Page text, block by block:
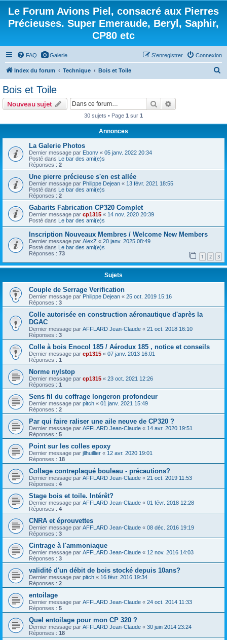
Le Forum Avions Piel, consacré aux Pierres
Précieuses. Super Emeraude, Beryl, Saphir,
CP80 etc
FAQ Galerie Connexion
S’enregistrer
Index du forum Technique Bois et Toile
Bois et Toile
Nouveau sujet Rechercher
30 sujets • Page 1 sur 1
Annonces
La Galerie Photos
Dernier message par Ebonv « 05 janv. 2022 20:34
Posté dans Le bar des ami(e)s
Réponses : 2
Une pierre précieuse s'en est allée
Dernier message par Philippe Dejean « 13 févr. 2021 18:55
Posté dans Le bar des ami(e)s
Réponses : 2
Gabarits Fabrication CP320 Complet
Dernier message par cp1315 « 14 nov. 2020 20:39
Posté dans Le bar des ami(e)s
Inscription Nouveaux Membres / Welcome New Members
Dernier message par AlexZ « 20 janv. 2025 08:49
Posté dans Le bar des ami(e)s
Réponses : 73 1 2 3
Sujets
Couple de Serrage Verification
Dernier message par Philippe Dejean « 25 oct. 2019 15:16
Réponses : 3
Colle autorisée en construction aéronautique d'après la
DGAC
Dernier message par AFFLARD Jean-Claude « 21 oct. 2018 16:10
Réponses : 3
Colle à bois Enocol 185 / Aérodux 185 , notice et conseils
Dernier message par cp1315 « 07 janv. 2013 16:01
Réponses : 1
Norme nylstop
Dernier message par cp1315 « 23 oct. 2021 12:26
Réponses : 1
Sens fil du coffrage longeron profondeur
Dernier message par pitch « 01 janv. 2021 15:49
Réponses : 2
Par qui faire raliser une aile neuve de CP320 ?
Dernier message par AFFLARD Jean-Claude « 14 avr. 2020 19:51
Réponses : 5
Point sur les colles epoxy
Dernier message par jllhuillier « 12 avr. 2020 19:01
Réponses : 18
Collage contreplaqué bouleau - précautions?
Dernier message par AFFLARD Jean-Claude « 21 oct. 2019 11:53
Réponses : 4
Stage bois et toile. Intérêt?
Dernier message par AFFLARD Jean-Claude « 01 févr. 2018 12:28
Réponses : 4
CNRA et éprouvettes
Dernier message par AFFLARD Jean-Claude « 08 déc. 2016 19:19
Réponses : 3
Cintrage à l'ammoniaque
Dernier message par AFFLARD Jean-Claude « 12 nov. 2016 14:03
Réponses : 3
validité d'un débit de bois stocké depuis 10ans?
Dernier message par pitch « 16 févr. 2016 19:34
Réponses : 2
entoilage
Dernier message par AFFLARD Jean-Claude « 24 oct. 2014 11:33
Réponses : 5
Quel entoilage pour mon CP 320 ?
Dernier message par AFFLARD Jean-Claude « 30 juin 2014 23:24
Réponses : 18